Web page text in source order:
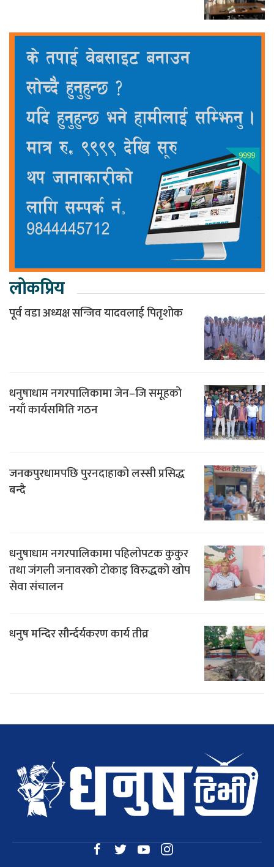
लोकप्रिय
पूर्व वडा अध्यक्ष सन्जिव यादवलाई पितृशोक
धनुषाधाम नगरपालिकामा जेन–जि समूहको
नयाँ कार्यसमिति गठन
जनकपुरधामपछि पुरनदाहाको लस्सी प्रसिद्ध
बन्दै
धनुषाधाम नगरपालिकामा पहिलोपटक कुकुर
तथा जंगली जनावरको टोकाइ विरुद्धको खोप
सेवा संचालन
धनुष मन्दिर सौर्न्दर्यकरण कार्य तीव्र